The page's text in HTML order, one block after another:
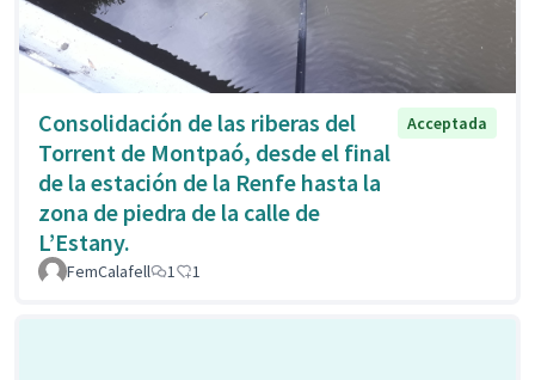
Consolidación de las riberas del
Torrent de Montpaó, desde el final
de la estación de la Renfe hasta la
zona de piedra de la calle de
L’Estany.
Acceptada
FemCalafell 1 1